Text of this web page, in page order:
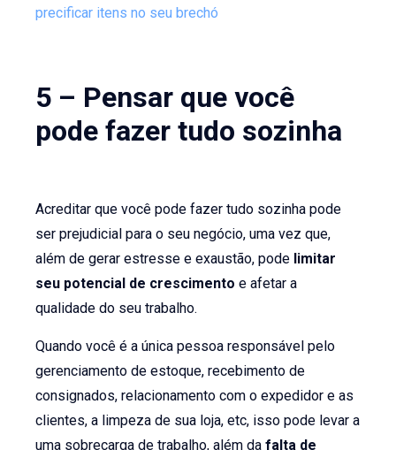
precificar itens no seu brechó
5 – Pensar que você
pode fazer tudo sozinha
Acreditar que você pode fazer tudo sozinha pode
ser prejudicial para o seu negócio, uma vez que,
além de gerar estresse e exaustão, pode limitar
seu potencial de crescimento e afetar a
qualidade do seu trabalho.
Quando você é a única pessoa responsável pelo
gerenciamento de estoque, recebimento de
consignados, relacionamento com o expedidor e as
clientes, a limpeza de sua loja, etc, isso pode levar a
uma sobrecarga de trabalho, além dafalta de